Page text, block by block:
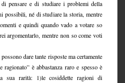
pensare e di studiare i problemi della
possibili, né di studiare la storia, mentre
e quindi quando vado a votare so
argomentarlo, mentre non so come voti
dare tante risposte ma certamente
è abbastanza raro e spesso è
sua rarità: 1)le cosiddette ragioni di